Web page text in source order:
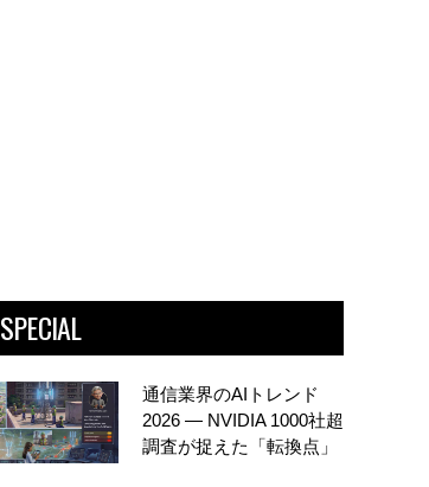
SPECIAL
通信業界のAIトレンド
2026 ― NVIDIA 1000社超
調査が捉えた「転換点」